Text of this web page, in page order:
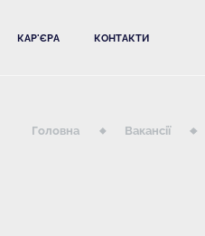
КАР'ЄРА КОНТАКТИ
Головна Вакансії